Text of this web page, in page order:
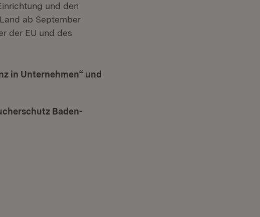
und den
ab September
der EU und des
in Unternehmen“ und
Baden-